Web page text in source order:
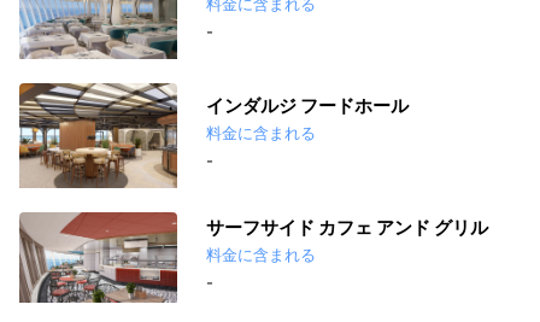
-
インダルジ フードホール
料金に含まれる
-
サーフサイド カフェ アンド グリル
料金に含まれる
-